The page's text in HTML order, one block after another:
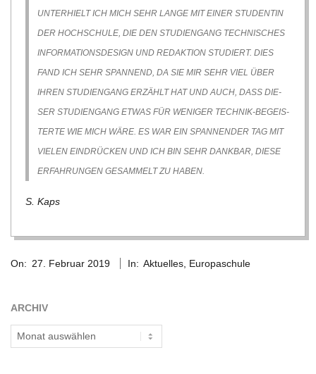
C
H
U
L
E
UNTER­HIELT ICH MICH SEHR LANGE MIT EINER STU­DEN­TIN
DER HOCH­SCHULE, DIE DEN STU­DI­EN­GANG TECH­NI­SCHES
INFOR­MA­TI­ONS­DE­SIGN UND REDAK­TION STU­DIERT. DIES
FAND ICH SEHR SPAN­NEND, DA SIE MIR SEHR VIEL ÜBER
IHREN STU­DI­EN­GANG ERZÄHLT HAT UND AUCH, DASS DIE­
SER STU­DI­EN­GANG ETWAS FÜR WENI­GER TECH­NIK-BEGEIS­
TERTE WIE MICH WÄRE. ES WAR EIN SPAN­NEN­DER TAG MIT
VIE­LEN EIN­DRÜ­CKEN UND ICH BIN SEHR DANK­BAR, DIESE
ERFAH­RUN­GEN GESAM­MELT ZU HABEN.
S. Kaps
02-
On: 27. Februar 2019 In: Aktuelles Europaschule
ARCHIV
Archiv